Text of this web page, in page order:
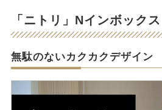
「ニトリ」Nインボックス
無駄のないカクカクデザイン